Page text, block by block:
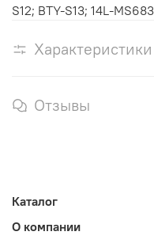
S12; BTY-S13; 14L-
Характеристики
Отзывы
Каталог
О компании